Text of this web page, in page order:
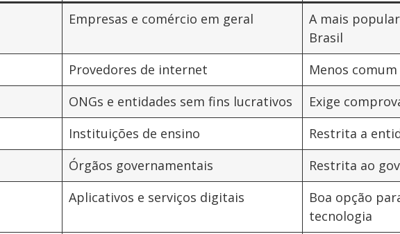
Empresas e comércio em geral
A mais
Brasil
Provedores de internet
Menos
ONGs e entidades sem fins lucrativos
Exige
Instituições de ensino
Restrita a
Órgãos governamentais
Restrita ao
Aplicativos e serviços digitais
Boa opção
tecnologia